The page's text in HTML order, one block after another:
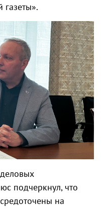
подчеркнул, что
на